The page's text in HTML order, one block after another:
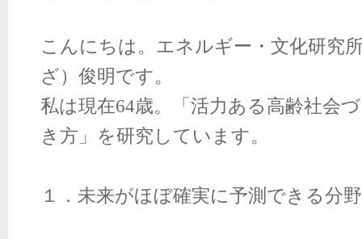
こんにちは。エネルギー・文化研究
ざ）俊明です。
私は現在64歳。「活力ある高齢社会
き方」を研究しています。
１．未来がほぼ確実に予測できる分